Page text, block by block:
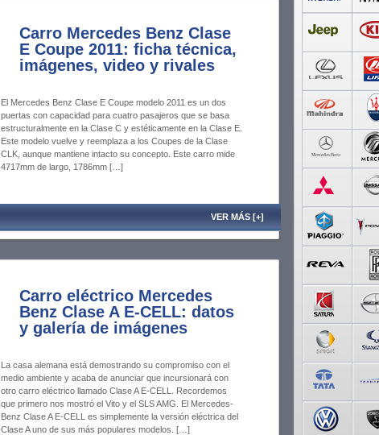
Carro Mercedes Benz Clase
E Coupe 2011: ficha técnica,
imágenes, video y rivales
El Mercedes Benz Clase E Coupe modelo 2011 es un dos
puertas con capacidad para cuatro pasajeros que se basa
estructuralmente en la Clase C y estéticamente en la Clase E.
Este modelo vuelve y reemplaza a los Coupes de la Clase
CLK, aunque mantiene intacto su concepto. Este carro mide
4717mm de largo, 1786mm […]
VER MÁS [+]
Carro eléctrico Mercedes
Benz Clase A E-CELL: datos
y galería de imágenes
La casa alemana está demostrando su compromiso con el
medio ambiente y acaba de anunciar que incursionará con
otro carro eléctrico llamado Clase A E-CELL. Recordemos
que primero nos mostró el Vito y el SLS AMG. El Mercedes-
Benz Clase A E-CELL es simplemente la versión eléctrica del
Clase A uno de sus más populares modelos. […]